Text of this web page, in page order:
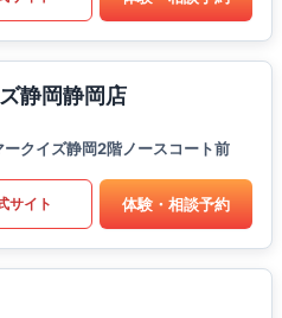
静岡静岡店
クイズ静岡2階ノースコート前
サイト 体験・相談予約